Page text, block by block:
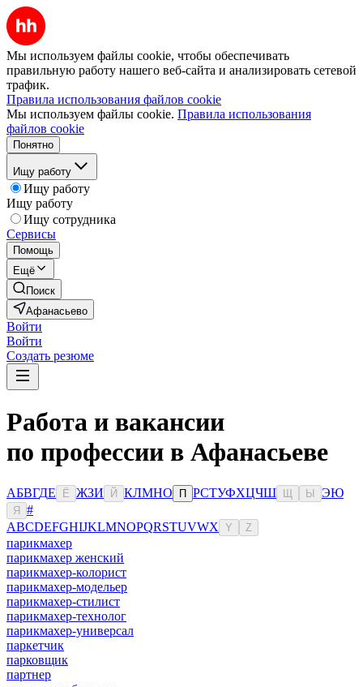
Мы используем файлы cookie, чтобы обеспечивать
правильную работу нашего веб-сайта и анализировать сетевой
трафик.
Правила использования файлов cookie
Мы используем файлы cookie. Правила использования
файлов cookie
Понятно
Ищу работу
Ищу работу
Ищу работу
Ищу сотрудника
Сервисы
Помощь
Ещё
Поиск
Афанасьево
Войти
Войти
Создать резюме
Работа и вакансии
по профессии в Афанасьеве
АБВГДЕ Ё ЖЗИ Й КЛМНО П РСТУФХЦЧШ Ы ЭЮ
Я
#
ABCDEFGHIJKLMNOPQRSTUVWX Y Z
парикмахер
парикмахер женский
парикмахер-колорист
парикмахер-модельер
парикмахер-стилист
парикмахер-технолог
парикмахер-универсал
паркетчик
парковщик
партнер